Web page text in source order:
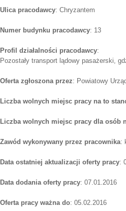
Ulica pracodawcy: Chryzantem
Numer budynku pracodawcy: 13
Profil działalności pracodawcy:
Pozostały transport lądowy pasażerski,
Oferta zgłoszona przez: Powiatowy
Liczba wolnych miejsc pracy na to
Liczba wolnych miejsc pracy dla osób
Zawód wykonywany przez pracownika:
Data ostatniej aktualizacji oferty pracy:
Data dodania oferty pracy: 07.01.2016
Oferta pracy ważna do: 05.02.2016